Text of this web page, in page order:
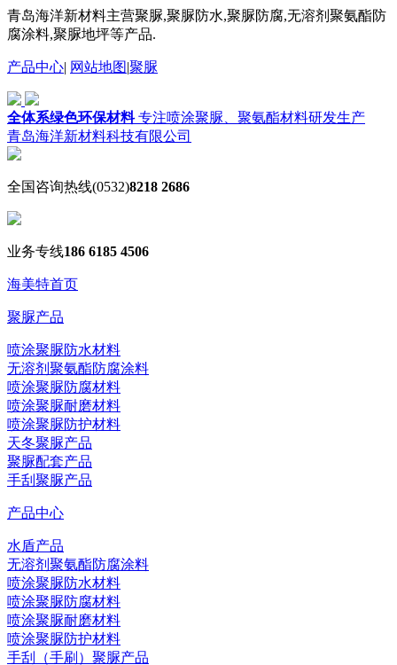
青岛海洋新材料主营聚脲,聚脲防水,聚脲防腐,无溶剂聚氨酯防
腐涂料,聚脲地坪等产品.
产品中心| 网站地图|聚脲
全体系绿色环保材料专注喷涂聚脲、聚氨酯材料研发生产
青岛海洋新材料科技有限公司
全国咨询热线(0532)8218 2686
业务专线186 6185 4506
海美特首页
聚脲产品
喷涂聚脲防水材料
无溶剂聚氨酯防腐涂料
喷涂聚脲防腐材料
喷涂聚脲耐磨材料
喷涂聚脲防护材料
天冬聚脲产品
聚脲配套产品
手刮聚脲产品
产品中心
水盾产品
无溶剂聚氨酯防腐涂料
喷涂聚脲防水材料
喷涂聚脲防腐材料
喷涂聚脲耐磨材料
喷涂聚脲防护材料
手刮（手刷）聚脲产品